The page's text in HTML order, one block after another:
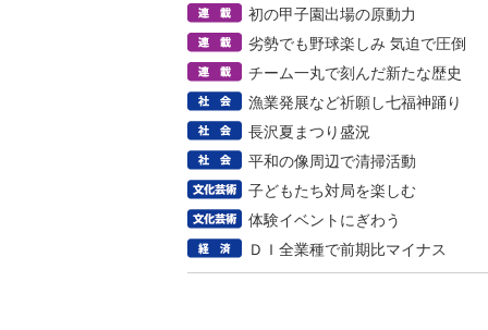
初の甲子園出場の原動力
劣勢でも野球楽しみ 気迫で圧倒
チーム一丸で刻んだ新たな歴史
漁業発展など祈願し七福神踊り
長沢夏まつり盛況
平和の像周辺で清掃活動
子どもたち対局を楽しむ
体験イベントにぎわう
ＤＩ全業種で前期比マイナス